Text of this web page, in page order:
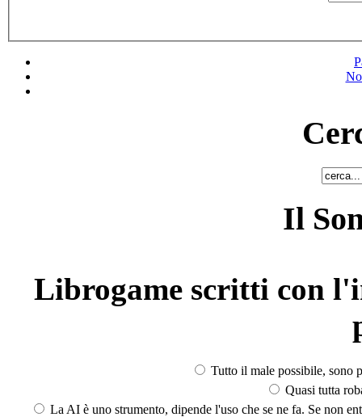
Il
Librogame scritti con
Tutto il male possibile, sono
Quasi tutta
La AI è uno strumento, dipende l'uso che se ne fa. Se non